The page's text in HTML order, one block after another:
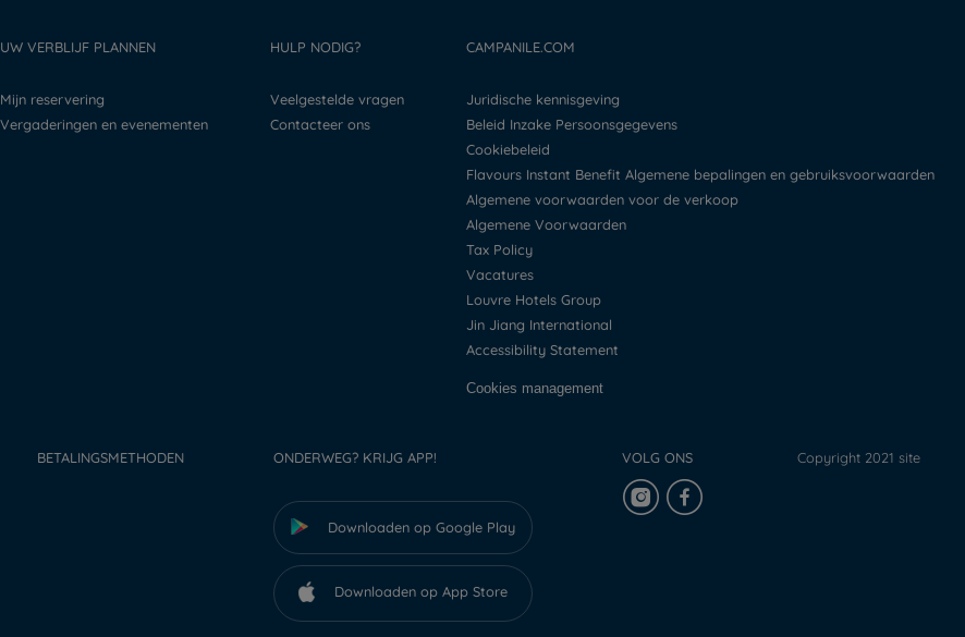
UW VERBLIJF PLANNEN
Mijn reservering
Vergaderingen en evenementen
HULP NODIG?
Veelgestelde vragen
Contacteer ons
CAMPANILE.COM
Juridische kennisgeving
Beleid Inzake Persoonsgegevens
Cookiebeleid
Flavours Instant Benefit Algemene bepalingen en gebruiksvoorwaarden
Algemene voorwaarden voor de verkoop
Algemene Voorwaarden
Tax Policy
Vacatures
Louvre Hotels Group
Jin Jiang International
Accessibility Statement
Cookies management
BETALINGSMETHODEN ONDERWEG? KRIJG APP!
Downloaden op Google Play
Downloaden op App Store
VOLG ONS Copyright 2021 site